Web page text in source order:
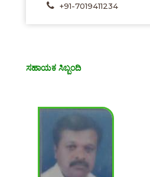
+91-7019411234
ಸಹಾಯಕ ಸಿಬ್ಬಂದಿ